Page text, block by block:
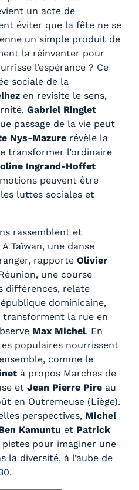
un acte de
éviter que la fête ne se
un simple produit de
la réinventer pour
l’espérance ? Ce
sociale de la
en revisite le sens,
Gabriel Ringlet
passage de la vie peut
Nys-Mazure révèle la
transformer l’ordinaire
Ingrand-Hoffet
peuvent être
luttes sociales et
rassemblent et
Taïwan, une danse
rapporte Olivier
une course
différences, relate
dominicaine,
transforment la rue en
Max Michel. En
populaires nourrissent
comme le
à propos Marches de
et Jean Pierre Pire au
en Outremeuse (Liège).
perspectives, Michel
Kamuntu et Patrick
pistes pour imaginer une
la diversité, à l’aube de